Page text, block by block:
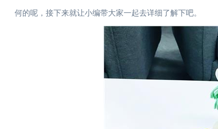
何的呢，接下来就让小编带大家一起去详细了解下吧。